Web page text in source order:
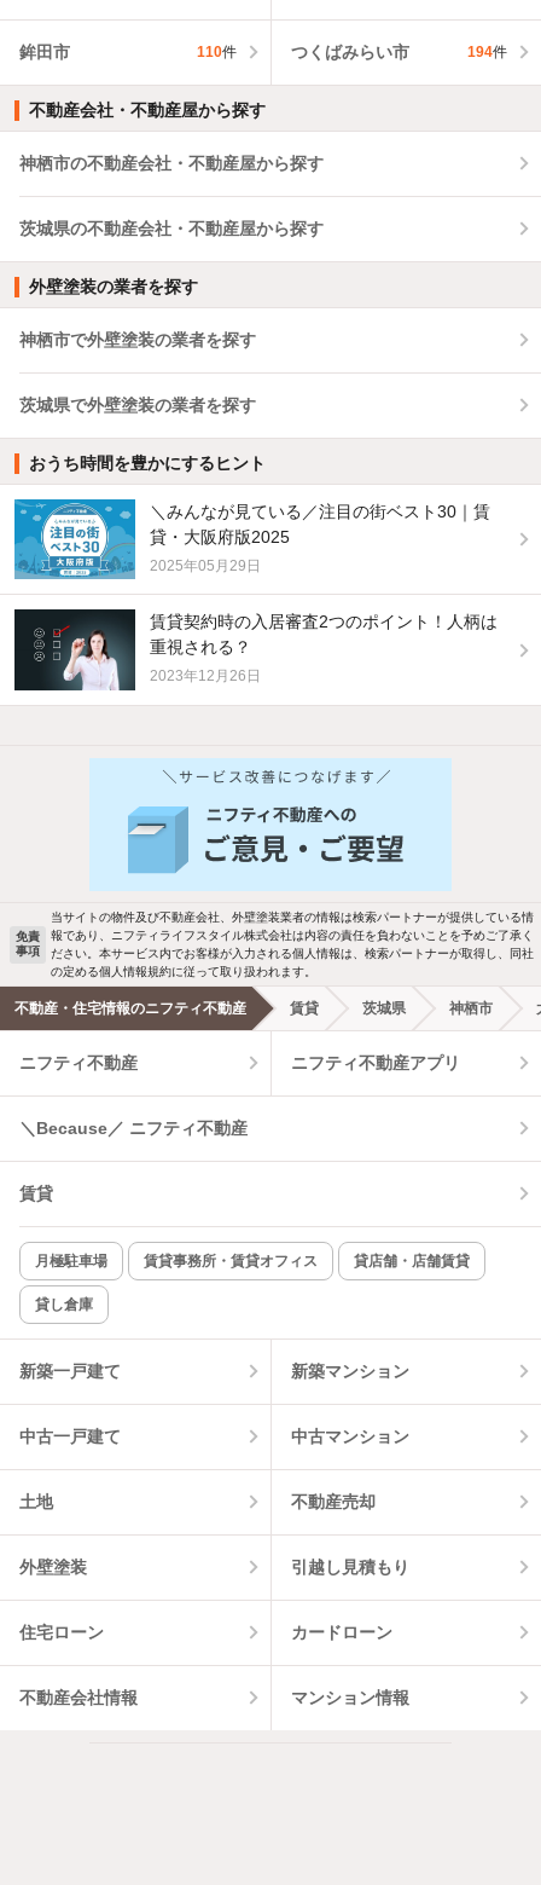
鉾田市 110件 つくばみらい市 194件
不動産会社・不動産屋から探す
神栖市の不動産会社・不動産屋から探す
茨城県の不動産会社・不動産屋から探す
外壁塗装の業者を探す
神栖市で外壁塗装の業者を探す
茨城県で外壁塗装の業者を探す
おうち時間を豊かにするヒント
＼みんなが見ている／注目の街ベスト30｜賃
貸・大阪府版2025
2025年05月29日
賃貸契約時の入居審査2つのポイント！人柄は
重視される？
2023年12月26日
バス・トイレ別 2階以上
洗濯機置場あり 独立洗面台
エアコンあり 都市ガス
温水洗浄便座 オートロック
コンロ2口以上
新着のみ インターネット無料
該当件数:
1件
免責
事項
当サイトの物件及び不動産会社、外壁塗装業者の情報は検索パートナーが提供している情
報であり、ニフティライフスタイル株式会社は内容の責任を負わないことを予めご了承く
ださい。本サービス内でお客様が入力される個人情報は、検索パートナーが取得し、同社
の定める個人情報規約に従って取り扱われます。
不動産・住宅情報のニフティ不動産 賃貸 茨城県 神栖市
ニフティ不動産 ニフティ不動産アプリ
＼Because／ ニフティ不動産
賃貸
月極駐車場 賃貸事務所・賃貸オフィス 貸店舗・店舗賃貸
貸し倉庫
新築一戸建て 新築マンション
中古一戸建て 中古マンション
土地 不動産売却
外壁塗装 引越し見積もり
住宅ローン カードローン
不動産会社情報 マンション情報